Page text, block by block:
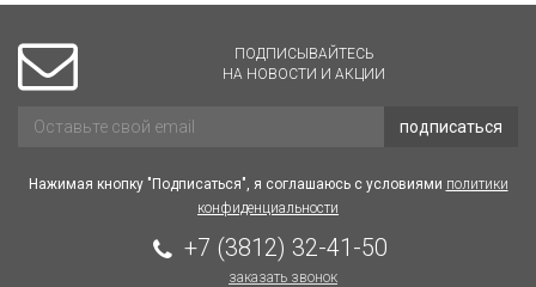
ПОДПИСЫВАЙТЕСЬ
НА НОВОСТИ И АКЦИИ
подписаться
Нажимая кнопку "Подписаться", я соглашаюсь с условиями политики
конфиденциальности
+7 (3812) 32-41-50
заказать звонок